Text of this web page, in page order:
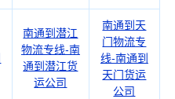
南通到潜江
物流专线-南
通到潜江货
运公司
南通到天
门物流专
线-南通到
天门货运
公司